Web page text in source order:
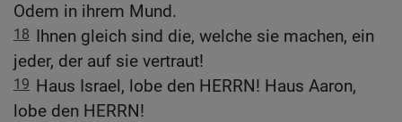
Odem in ihrem Mund.
18 Ihnen gleich sind die, welche sie machen, ein
jeder, der auf sie vertraut!
19 Haus Israel, lobe den HERRN! Haus Aaron,
lobe den HERRN!